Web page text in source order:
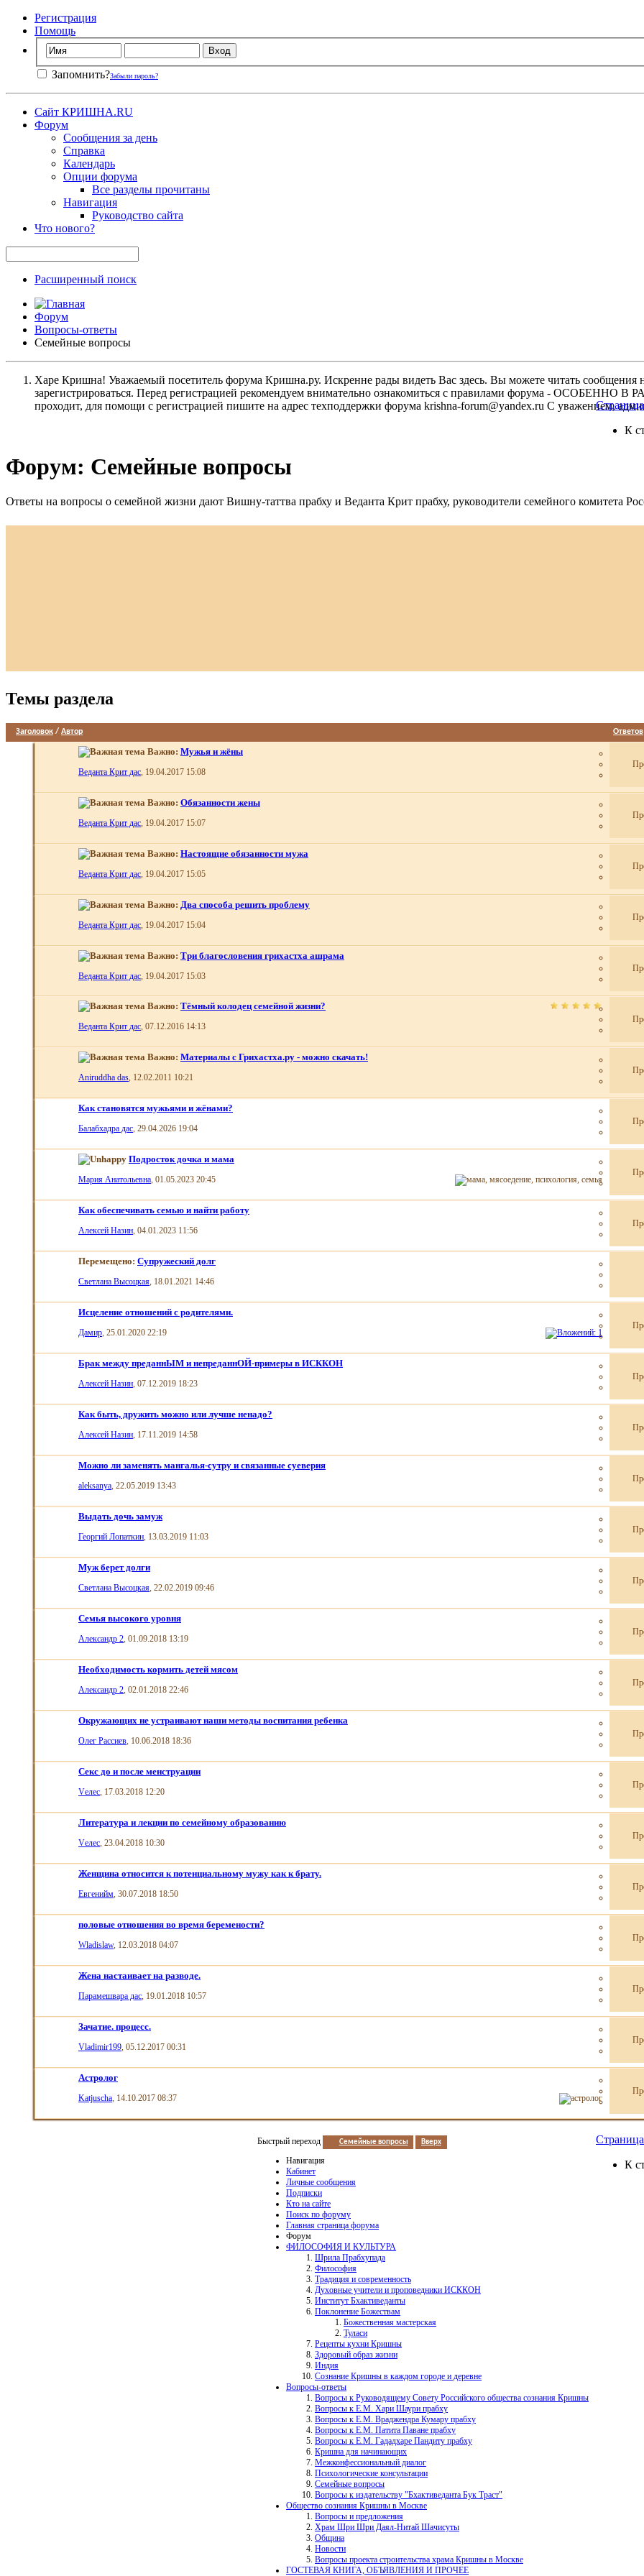
Регистрация
Помощь
Запомнить?Забыли пароль?
Сайт КРИШНА.RU
Форум
Сообщения за день
Справка
Календарь
Опции форума
Все разделы прочитаны
Навигация
Руководство сайта
Что нового?
Расширенный поиск
Форум
Вопросы-ответы
Семейные вопросы
Харе Кришна! Уважаемый посетитель форума Кришна.ру. Искренне рады видеть Вас здесь. Вы можете читать сообщения
зарегистрироваться. Перед регистрацией рекомендуем внимательно ознакомиться с правилами форума -
проходит, для помощи с регистрацией пишите на адрес техподдержки форума krishna-forum@yandex.ru С уважением,
К
Форум: Семейные вопросы
Ответы на вопросы о семейной жизни дают Вишну-таттва прабху и Веданта Крит прабху, руководители семейного комитета
Темы раздела
Заголовок / Автор Ответов
Важно: Мужья и жёны
Веданта Крит дас , 19.04.2017 15:08
Важно: Обязанности жены
Веданта Крит дас , 19.04.2017 15:07
Важно: Настоящие обязанности мужа
Веданта Крит дас , 19.04.2017 15:05
Важно: Два способа решить проблему
Веданта Крит дас , 19.04.2017 15:04
Важно: Три благословения грихастха ашрама
Веданта Крит дас , 19.04.2017 15:03
Важно: Тёмный колодец семейной жизни?
Веданта Крит дас, 07.12.2016 14:13
Важно: Материалы с Грихастха.ру - можно скачать!
Aniruddha das, 12.02.2011 10:21
Как становятся мужьями и жёнами?
Балабхадра дас, 29.04.2026 19:04
Подросток дочка и мама
Мария Aнатольевна, 01.05.2023 20:45
Как обеспечивать семью и найти работу
Алексей Назин, 04.01.2023 11:56
Перемещено: Супружеский долг
Светлана Высоцкая, 18.01.2021 14:46
Исцеление отношений с родителями.
Дамир, 25.01.2020 22:19
Брак между преданнЫМ и непреданнОЙ-примеры в ИСККОН
Алексей Назин, 07.12.2019 18:23
Как быть, дружить можно или лучше ненадо?
Алексей Назин, 17.11.2019 14:58
Можно ли заменять мангалья-сутру и связанные суеверия
aleksanya, 22.05.2019 13:43
Выдать дочь замуж
Георгий Лопаткин, 13.03.2019 11:03
Муж берет долги
Светлана Высоцкая, 22.02.2019 09:46
Семья высокого уровня
Александр 2, 01.09.2018 13:19
Необходимость кормить детей мясом
Александр 2, 02.01.2018 22:46
Окружающих не устраивают наши методы воспитания ребенка
Олег Рассиев, 10.06.2018 18:36
Секс до и после менструации
Vелес, 17.03.2018 12:20
Литература и лекции по семейному образованию
Vелес, 23.04.2018 10:30
Женщина относится к потенциальному мужу как к брату.
Евгенийм, 30.07.2018 18:50
половые отношения во время беремености?
Wladislaw, 12.03.2018 04:07
Жена настаивает на разводе.
Парамешвара дас, 19.01.2018 10:57
Зачатие. процесс.
Vladimir199, 05.12.2017 00:31
Астролог
Katjuscha, 14.10.2017 08:37
К
Быстрый переход Семейные вопросы Вверх
Навигация
Кабинет
Личные сообщения
Подписки
Кто на сайте
Поиск по форуму
Главная страница форума
Форум
ФИЛОСОФИЯ И КУЛЬТУРА
Шрила Прабхупада
Философия
Традиция и современность
Духовные учители и проповедники ИСККОН
Институт Бхактиведанты
Поклонение Божествам
Божественная мастерская
Туласи
Рецепты кухни Кришны
Здоровый образ жизни
Индия
Сознание Кришны в каждом городе и деревне
Вопросы-ответы
Вопросы к Руководящему Совету Российского общества сознания Кришны
Вопросы к Е.М. Хари Шаури прабху
Вопросы к Е.М. Враджендра Кумару прабху
Вопросы к Е.М. Патита Паване прабху
Вопросы к Е.М. Гададхаре Пандиту прабху
Кришна для начинающих
Межконфессиональный диалог
Психологические консультации
Семейные вопросы
Вопросы к издательству "Бхактиведанта Бук Траст"
Общество сознания Кришны в Москве
Вопросы и предложения
Храм Шри Шри Даял-Нитай Шачисуты
Община
Новости
Вопросы проекта строительства храма Кришны в Москве
ГОСТЕВАЯ КНИГА, ОБЪЯВЛЕНИЯ И ПРОЧЕЕ